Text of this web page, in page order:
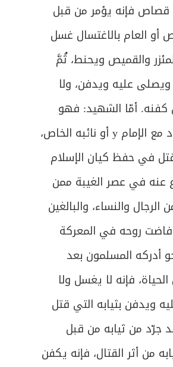
قصاص فإنه يؤمر من قبل
أو العام بالاغتسال غسل
والقميص ويحنط، ثُمَّ
ويصلى عليه ويدفن، ولا
أمّا الشهيد: فهو
المقتول في الجهاد مع الإمام y أو نائبه الخاص،
في حفظ كيان الإسلام
عنه في عصر الغيبة ممن
والنساء، والبالغين
فاضت روحه في المعركة
أدركه المسلمون بعد
فإنه لا يغسل ولا
ويدفن بثيابه التي قتل
جرّد من ثيابه من قبل
من أثر القتال، فإنه يكفن